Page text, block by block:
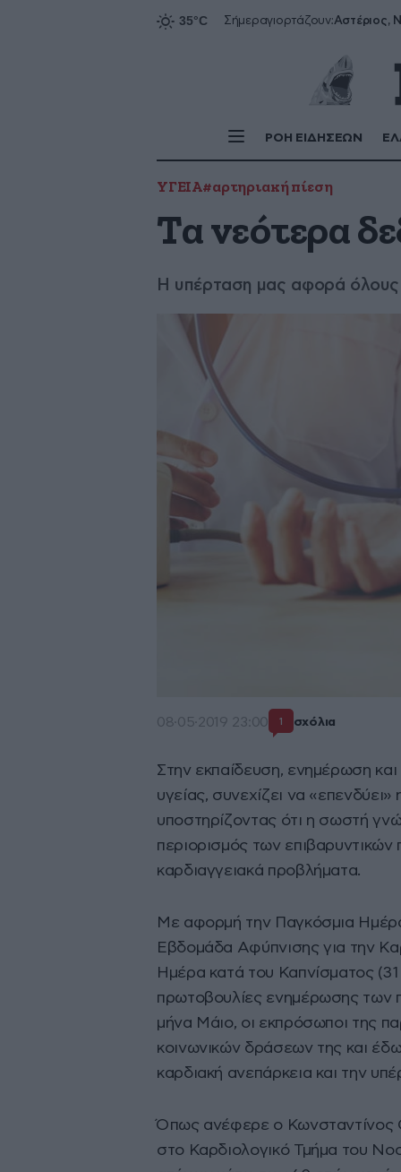
Σήμεραγιορτάζουν:Αστέριος,
ΡΟΗ ΕΙΔΗΣΕΩΝ
ΥΓΕΙΑ#αρτηριακή πίεση
Τα νεότερα
Η υπέρταση μας αφορά όλους
08·05·2019 23:00 1 σχόλια
Στην εκπαίδευση, ενημέρωση
υγείας, συνεχίζει να
υποστηρίζοντας ότι η σωστή
περιορισμός των
καρδιαγγειακά προβλήματα.
Με αφορμή την Παγκόσμια
Εβδομάδα Αφύπνισης για την
Ημέρα κατά του Καπνίσματος
πρωτοβουλίες ενημέρωσης των
μήνα Μάιο, οι εκπρόσωποι της
κοινωνικών δράσεων της και
καρδιακή ανεπάρκεια και την
Όπως ανέφερε ο Κωνσταντίνος
στο Καρδιολογικό Τμήμα του